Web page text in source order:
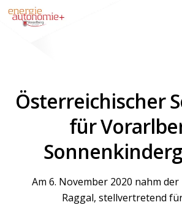
Österreichischer
für
Am 6. November 2020 nahm
Raggal, stellvertretend